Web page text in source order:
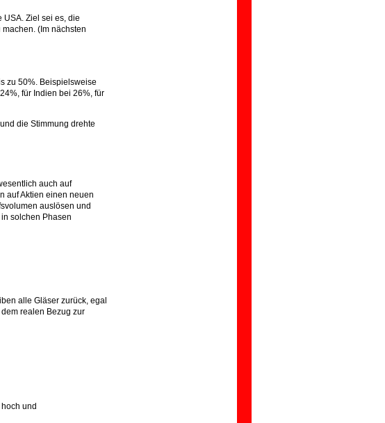
USA. Ziel sei es, die
(Im nächsten
zu 50%. Beispielsweise
für Indien bei 26%, für
die Stimmung drehte
auch auf
auf Aktien einen neuen
auslösen und
solchen Phasen
alle Gläser zurück, egal
realen Bezug zur
und